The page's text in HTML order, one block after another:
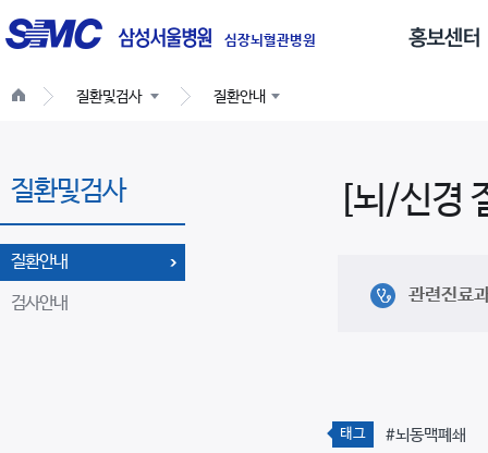
심장뇌혈관병원
글
로
네
이
션
질환및검사 질환안내
질환및검사
질환안내
검사안내
[뇌/신경
관련진료
태그 #뇌동맥폐쇄